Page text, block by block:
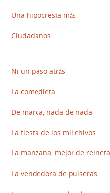
Una hipocresía más
Ciudadanos
Ni un paso atrás
La comedieta
De marca, nada de nada
La fiesta de los mil chivos
La manzana, mejor de reineta
La vendedora de pulseras